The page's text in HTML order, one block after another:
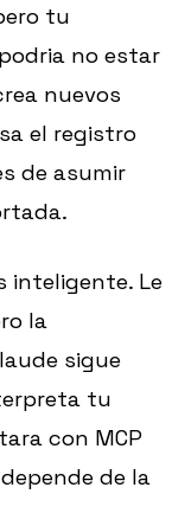
tu
no estar
nuevos
el registro
de asumir
inteligente. Le
la
sigue
tu
con MCP
de la